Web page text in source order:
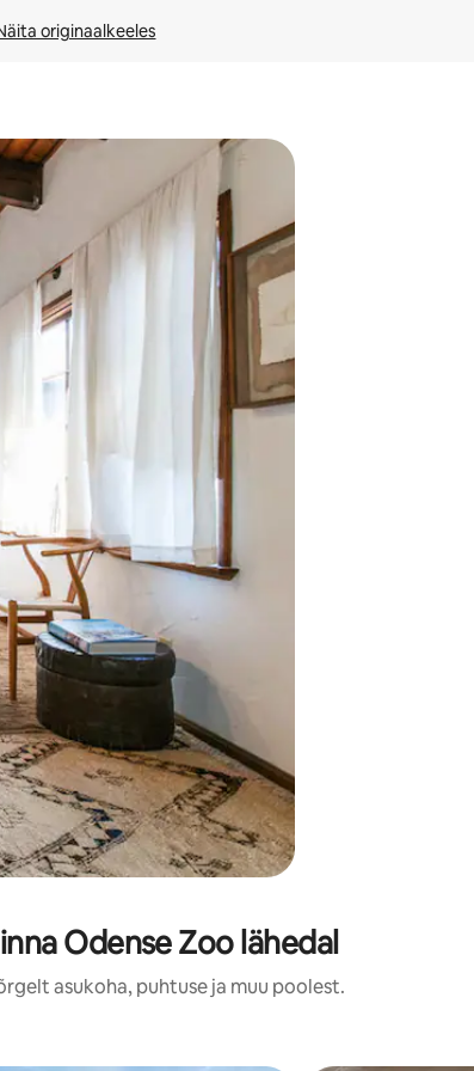
originaalkeeles
Odense Zoo lähedal
asukoha, puhtuse ja muu poolest.